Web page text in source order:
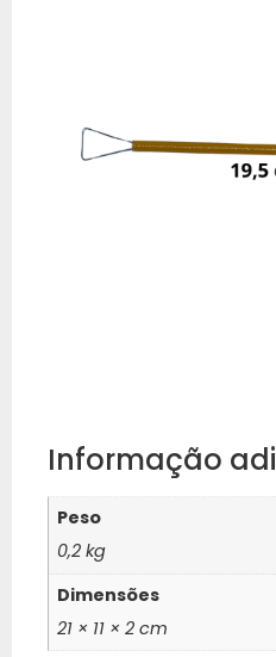
Informação
Peso
0,2 kg
Dimensões
21 × 11 × 2 cm